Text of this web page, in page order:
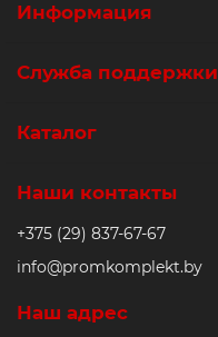
Информация
Служба поддержки
Каталог
Наши контакты
+375 (29) 837-67-67
info@promkomplekt.by
Наш адрес